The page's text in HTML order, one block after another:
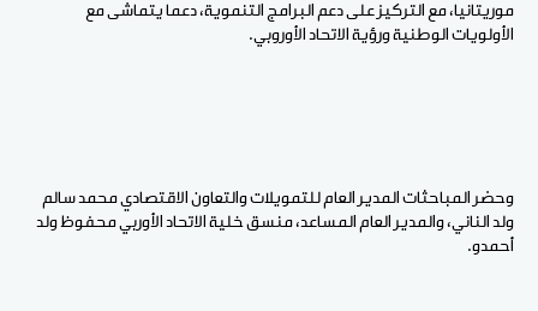
موريتانيا، مع التركيز على دعم البرامج التنموية، دعما يتماشى مع
الأولويات الوطنية ورؤية الاتحاد الأوروبي.
وحضر المباحثات المدير العام للتمويلات والتعاون الاقتصادي محمد سالم
ولد الناني، والمدير العام المساعد، منسق خلية الاتحاد الأوربي محفوظ ولد
أحمدو.